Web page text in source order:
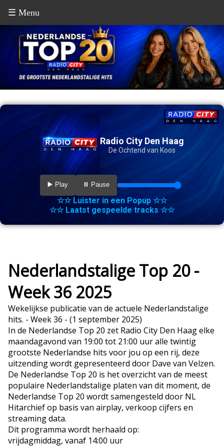
☰ Menu
Radio City Den Haag
De Ochtend van Koos
▶️ Play ⏸️ Pause
☆☆ Luister in een Popup ☆☆
☆☆ Laatst gespeelde tracks ☆☆
Nederlandstalige Top 20 -
Week 36 2025
Wekelijkse publicatie van de actuele Nederlandstalige
hits. - Week 36 - (1 september 2025)
In de Nederlandse Top 20 zet Radio City Den Haag elke
maandagavond van 19:00 tot 21:00 uur alle twintig
grootste Nederlandse hits voor jou op een rij, deze
uitzending wordt gepresenteerd door Dave van Velzen.
De Nederlandse Top 20 is het overzicht van de meest
populaire Nederlandstalige platen van dit moment, de
Nederlandse Top 20 wordt samengesteld door NL
Hitarchief op basis van airplay, verkoop cijfers en
streaming data.
Dit programma wordt herhaald op:
vrijdagmiddag, vanaf 14:00 uur